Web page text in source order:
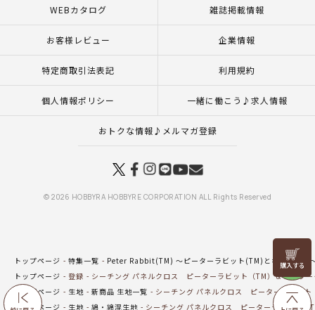
リリヤン
フェア
WEBカタログ 雑誌掲載情報
お客様レビュー 企業情報
特定商取引法表記 利用規約
個人情報ポリシー 一緒に働こう♪求人情報
おトクな情報♪メルマガ登録
© 2026 HOBBYRA HOBBYRE CORPORATION ALL Rights Reserved
トップページ 特集一覧
Peter Rabbit(TM) ～ピーターラビット(TM)となかまたち
トップページ
登録
シーチング パネルクロス ピーターラビット（TM）＆フラワ
トップページ
生地 新商品 生地一覧
シーチング パネルクロス ピーターラビット
トップページ
生地 綿・綿混生地 シーチング パネルクロス ピーターラビット（